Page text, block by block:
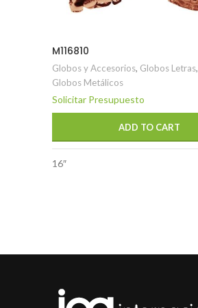
M116810
Globos y Accesorios, Globos Letras,
Globos Metálicos
Solicitar Presupuesto
ADD TO CART
16″